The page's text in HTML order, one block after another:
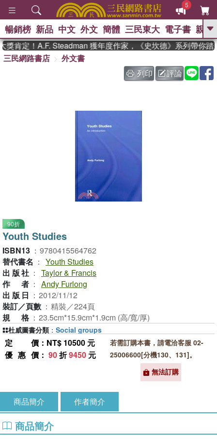
5
GO
The Odyssey 、 父親節 、 如果歷
史是一群喵 、 暑期推薦 、 國際布克
偉大的迷走神經
暢銷榜 新品 中文 外文 簡體 三民東大 電子書 親子
肯定！A.F. Steadman 獲年度作家，《史坎德》系列帶你踏
三民網路書店
外文書
列印
評論
90折
Youth Studies
ISBN13 ： 9780415564762
替代書名 ： Youth Studies
出版社 ： Taylor & Francis
作者 ： Andy Furlong
出版日 ： 2012/11/12
裝訂／頁數 ： 精裝／224頁
規格 ： 23.5cm*15.9cm*1.9cm (高/寬/厚)
定價 ：NT$ 10500 元
優惠價 ： 90折9450 元
若需訂購本書，請電洽客服 02-
25006600[分機130、131]。
無法訂購
杜威圖書分類 ： Social groups
商品簡介 作者簡介
商品簡介